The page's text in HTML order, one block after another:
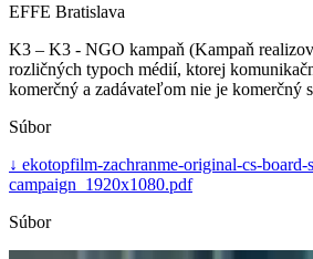
EFFE Bratislava
K3 – K3 - NGO kampaň (Kampaň
rozličných typoch médií, ktorej
komerčný a zadávateľom nie je komerčný
Súbor
↓ ekotopfilm-zachranme-original-cs-board-
campaign_1920x1080.pdf
Súbor